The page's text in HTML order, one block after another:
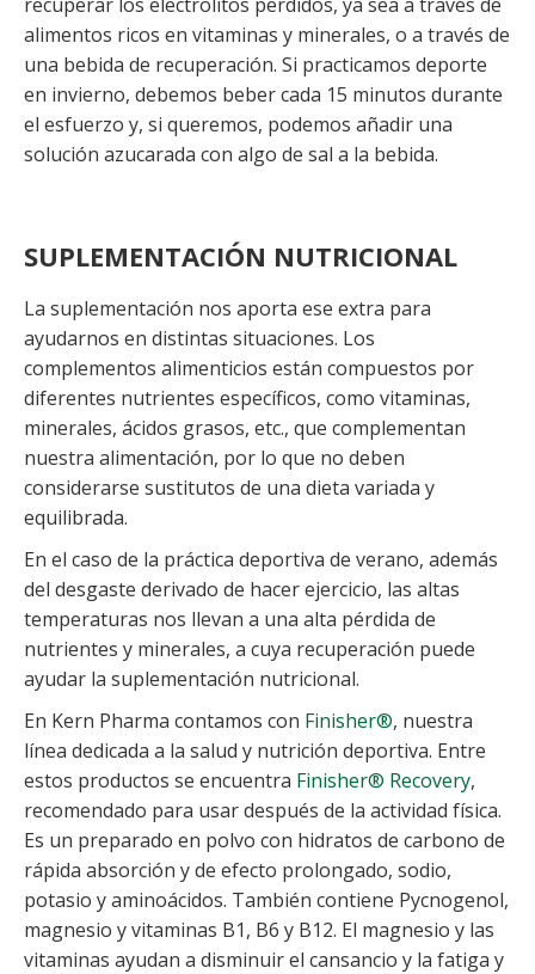
alimentos ricos en vitaminas y minerales, o a través de
una bebida de recuperación. Si practicamos deporte
en invierno, debemos beber cada 15 minutos durante
el esfuerzo y, si queremos, podemos añadir una
solución azucarada con algo de sal a la bebida.
SUPLEMENTACIÓN NUTRICIONAL
La suplementación nos aporta ese extra para
ayudarnos en distintas situaciones. Los
complementos alimenticios están compuestos por
diferentes nutrientes específicos, como vitaminas,
minerales, ácidos grasos, etc., que complementan
nuestra alimentación, por lo que no deben
considerarse sustitutos de una dieta variada y
equilibrada.
En el caso de la práctica deportiva de verano, además
del desgaste derivado de hacer ejercicio, las altas
temperaturas nos llevan a una alta pérdida de
nutrientes y minerales, a cuya recuperación puede
ayudar la suplementación nutricional.
En Kern Pharma contamos con Finisher®, nuestra
línea dedicada a la salud y nutrición deportiva. Entre
estos productos se encuentra Finisher® Recovery,
recomendado para usar después de la actividad física.
Es un preparado en polvo con hidratos de carbono de
rápida absorción y de efecto prolongado, sodio,
potasio y aminoácidos. También contiene Pycnogenol,
magnesio y vitaminas B1, B6 y B12. El magnesio y las
vitaminas ayudan a disminuir el cansancio y la fatiga y